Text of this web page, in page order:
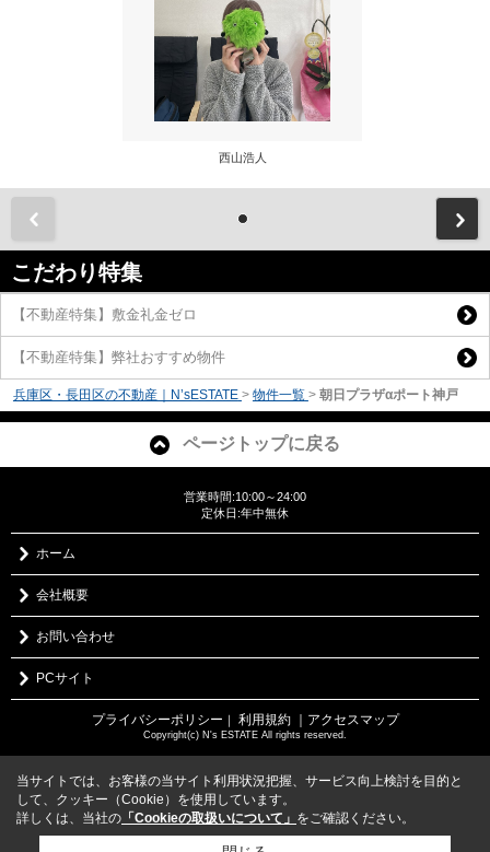
西山浩人
こだわり特集
【不動産特集】敷金礼金ゼロ
【不動産特集】弊社おすすめ物件
兵庫区・長田区の不動産｜N’sESTATE > 物件一覧 > 朝日プラザαポート神戸
ページトップに戻る
営業時間:10:00～24:00
定休日:年中無休
ホーム
会社概要
お問い合わせ
PCサイト
プライバシーポリシー 利用規約 ｜アクセスマップ
Copyright(c) N's ESTATE All rights reserved.
当サイトでは、お客様の当サイト利用状況把握、サービス向上検討を目的と
して、クッキー（Cookie）を使用しています。
詳しくは、当社の 「Cookieの取扱いについて」 をご確認ください。